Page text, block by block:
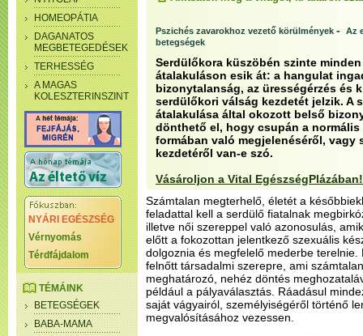
HOMEOPÁTIA
DAGANATOS
MEGBETEGEDÉSEK
TERHESSÉG
A MAGAS
KOLESZTERINSZINT
NYÁRI EGÉSZSÉG
Vérnyomás
Térdfájdalom
TÉMÁINK
BETEGSÉGEK
BABA-MAMA
Pszichés zavarokhoz vezető körülmények - Az
betegségek
Serdülőkora küszöbén szinte
átalakuláson esik át: a hangulat
bizonytalanság, az ürességérzés és
serdülőkori válság kezdetét jelzik. A
átalakulása által okozott belső
dönthető el, hogy csupán a
formában való megjelenéséről, vagy
kezdetéről van-e szó.
Vásároljon a Vital
Számtalan megterhelő, életét a
feladattal kell a serdülő fiatalnak
illetve női szereppel való azonosulás,
előtt a fokozottan jelentkező szexuális
dolgoznia és megfelelő mederbe terelnie.
felnőtt társadalmi szerepre, ami
meghatározó, nehéz döntés
például a pályaválasztás. Ráadásul
saját vágyairól, személyiségéről történő
megvalósításához vezessen.